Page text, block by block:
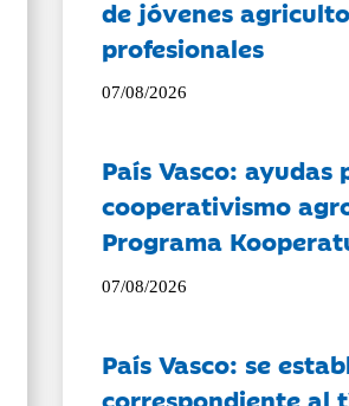
de jóvenes
profesionales
07/08/2026
País Vasco:
cooperativismo
Programa
07/08/2026
País Vasco: se
correspondiente al